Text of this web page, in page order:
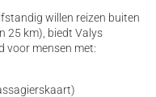
willen reizen buiten
25 km), biedt Valys
voor mensen met: